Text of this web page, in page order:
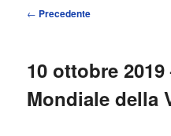
Navigazione
← Precedente
10 ottobre
Mondiale della